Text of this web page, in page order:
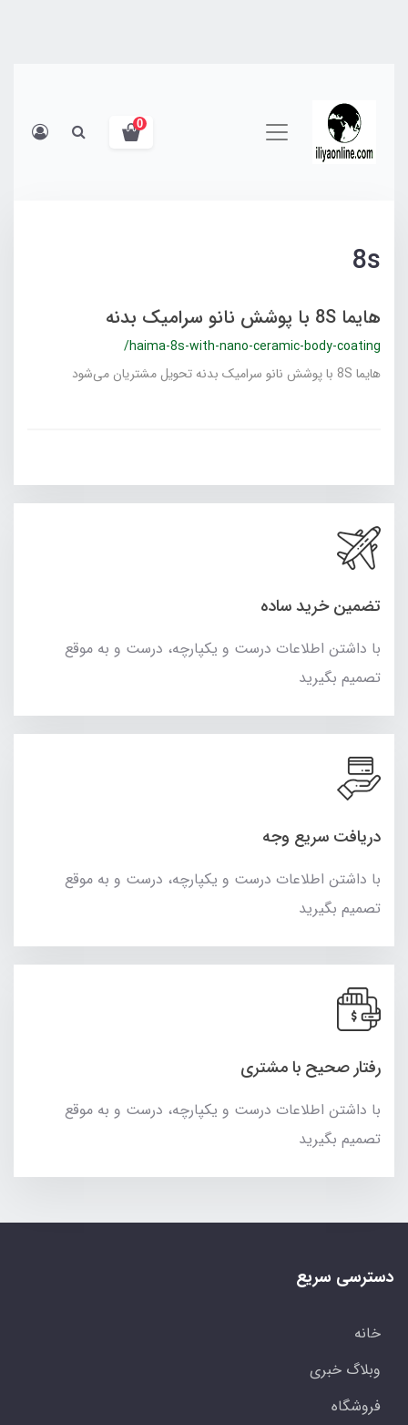
0
8s
هایما 8S با پوشش نانو سرامیک بدنه
/haima-8s-with-nano-ceramic-body-coating
هایما 8S با پوشش نانو سرامیک بدنه تحویل مشتریان می‌شود
تضمین خرید ساده
با داشتن اطلاعات درست و یکپارچه، درست و به موقع
تصمیم بگیرید
دریافت سریع وجه
با داشتن اطلاعات درست و یکپارچه، درست و به موقع
تصمیم بگیرید
رفتار صحیح با مشتری
با داشتن اطلاعات درست و یکپارچه، درست و به موقع
تصمیم بگیرید
دسترسی سریع
خانه
وبلاگ خبری
فروشگاه